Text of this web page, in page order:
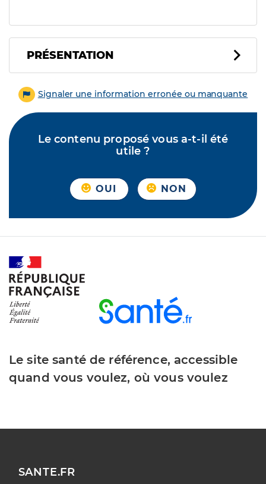
PRÉSENTATION
Signaler une information erronée ou manquante
Le contenu proposé vous a-t-il été
utile ?
OUI NON
Le site santé de référence, accessible
quand vous voulez, où vous voulez
SANTE.FR